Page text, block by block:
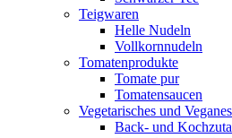
Teigwaren
Helle Nudeln
Vollkornnudeln
Tomatenprodukte
Tomate pur
Tomatensaucen
Vegetarisches und Veganes
Back- und